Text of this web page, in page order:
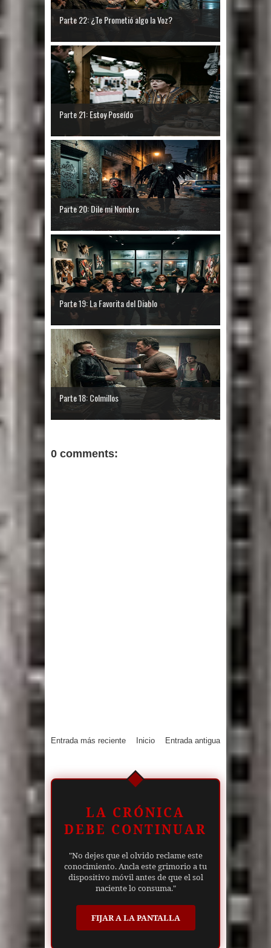
Parte 22: ¿Te Prometió algo la Voz?
Parte 21: Estoy Poseído
Parte 20: Dile mi Nombre
Parte 19: La Favorita del Diablo
Parte 18: Colmillos
0 comments:
Entrada más reciente Entrada antigua
Inicio
LA CRÓNICA
DEBE CONTINUAR
"No dejes que el olvido reclame este
conocimiento. Ancla este grimorio a tu
dispositivo móvil antes de que el sol
naciente lo consuma."
FIJAR A LA PANTALLA